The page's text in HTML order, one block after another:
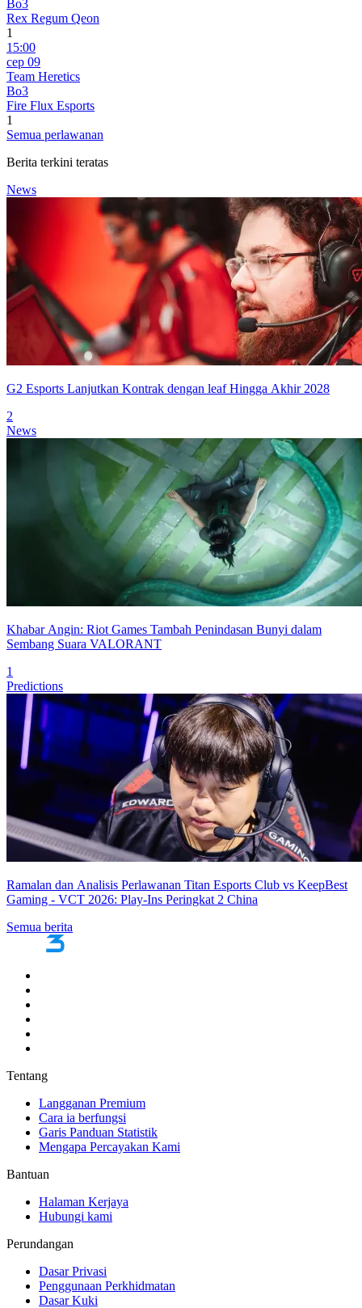
Bo3
Rex Regum Qeon
1
15:00
сер 09
Team Heretics
Bo3
Fire Flux Esports
1
Semua perlawanan
Berita terkini teratas
News
G2 Esports Lanjutkan Kontrak dengan leaf Hingga Akhir 2028
2
News
Khabar Angin: Riot Games Tambah Penindasan Bunyi dalam
Sembang Suara VALORANT
1
Predictions
Ramalan dan Analisis Perlawanan Titan Esports Club vs KeepBest
Gaming - VCT 2026: Play-Ins Peringkat 2 China
Semua berita
Tentang
Langganan Premium
Cara ia berfungsi
Garis Panduan Statistik
Mengapa Percayakan Kami
Bantuan
Halaman Kerjaya
Hubungi kami
Perundangan
Dasar Privasi
Penggunaan Perkhidmatan
Dasar Kuki